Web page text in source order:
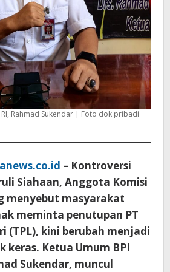
RI, Rahmad Sukendar | Foto dok pribadi
– Kontroversi
Siahaan, Anggota Komisi
menyebut masyarakat
meminta penutupan PT
(TPL), kini berubah menjadi
keras. Ketua Umum BPI
Sukendar, muncul